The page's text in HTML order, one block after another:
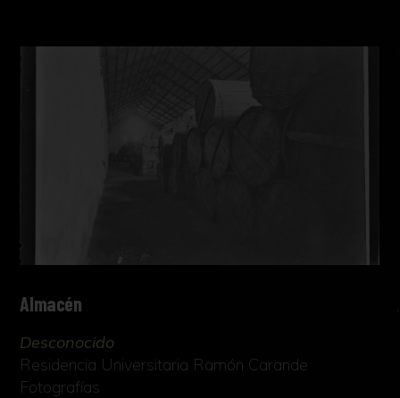
Almacén
Desconocido
Residencia Universitaria Ramón Carande
Fotografías